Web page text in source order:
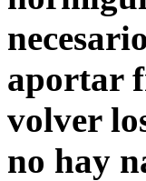
aportar
volver
no hay